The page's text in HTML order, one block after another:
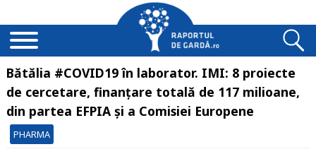
Bătălia #COVID19 în laborator. IMI: 8 proiecte
de cercetare, finanțare totală de 117 milioane,
din partea EFPIA și a Comisiei Europene
PHARMA